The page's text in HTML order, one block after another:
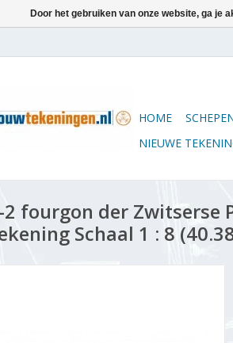
HOME
NIEUWE
2 fourgon der Zwitserse
Schaal 1 : 8
Door het gebruiken van onze website, ga je